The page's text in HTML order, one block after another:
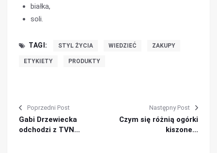
białka,
soli.
TAGI: STYL ŻYCIA WIEDZIEĆ ZAKUPY
ETYKIETY PRODUKTY
Poprzedni Post
Gabi Drzewiecka
odchodzi z TVN...
Następny Post
Czym się różnią ogórki
kiszone...